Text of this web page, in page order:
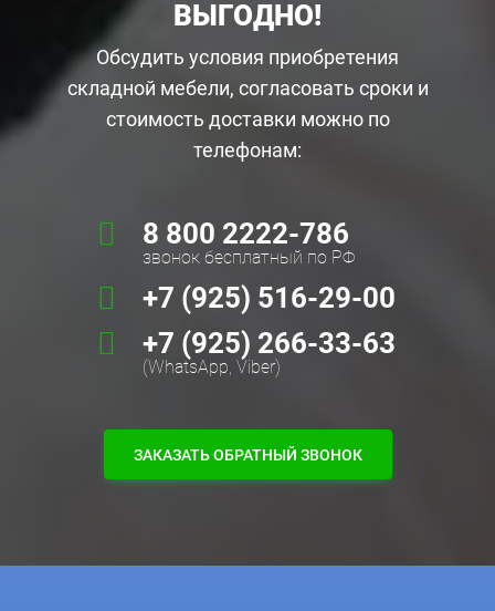
ВЫГОДНО!
Обсудить условия приобретения
складной мебели, согласовать сроки и
стоимость доставки можно по
телефонам:
8 800 2222-786
звонок бесплатный по РФ
+7 (925) 516-29-00
+7 (925) 266-33-63
(WhatsApp, Viber)
ЗАКАЗАТЬ ОБРАТНЫЙ ЗВОНОК